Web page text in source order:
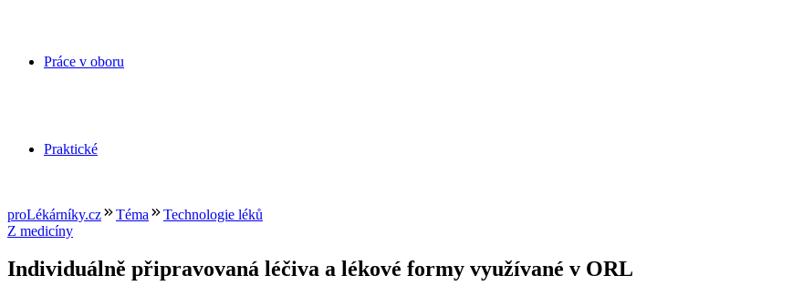
Práce v oboru
Praktické
proLékárníky.cz Téma
Technologie léků
Z medicíny
Individuálně připravovaná léčiva a lékové formy využívané v ORL